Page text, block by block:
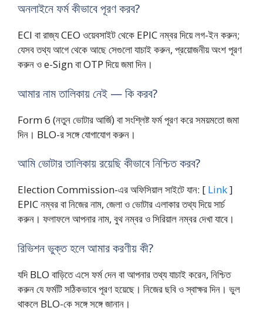
অনলাইনে ফর্ম কীভাবে পূরণ করব?
ECI বা রাজ্য CEO ওয়েবসাইট থেকে EPIC নম্বর দিয়ে লগ-ইন করুন;
যেসব তথ্য আগে থেকে আছে সেগুলো যাচাই করুন, প্রয়োজনীয় অংশ পূরণ
করুন ও e-Sign বা OTP দিয়ে জমা দিন।
আমার নাম তালিকায় নেই — কি করব?
Form 6 (নতুন ভোটার আর্জি) বা সংশ্লিষ্ট ফর্ম পূরণ করে সময়মতো জমা
দিন। BLO-র সঙ্গে যোগাযোগ করুন।
আমি ভোটার তালিকায় রয়েছি কীভাবে নিশ্চিত করব?
Election Commission-এর অফিসিয়াল সাইটে যান: [ Link]
EPIC নম্বর বা নিজের নাম, জেলা ও ভোটার এলাকার তথ্য দিয়ে সার্চ
করুন। ফলাফলে আপনার নাম, বুথ নম্বর ও সিরিয়াল নম্বর দেখা যাবে।
রিভিশন ভুক্ত হলে আমার করণীয় কী?
যদি BLO বাড়িতে এসে ফর্ম দেন বা আপনার তথ্য যাচাই করেন, নিশ্চিত
করুন যে ফর্মটি সঠিকভাবে পূরণ হয়েছে। নিজের ছবি ও স্বাক্ষর দিন। ভুল
থাকলে BLO-কে সঙ্গে সঙ্গে জানান।